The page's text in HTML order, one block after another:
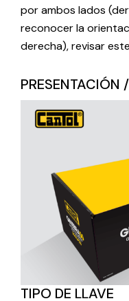
por ambos lados
reconocer la
derecha), revisar este
PRESENTACIÓN
TIPO DE LLAVE